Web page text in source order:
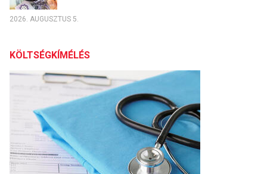
2026. AUGUSZTUS 5.
KÖLTSÉGKÍMÉLÉS